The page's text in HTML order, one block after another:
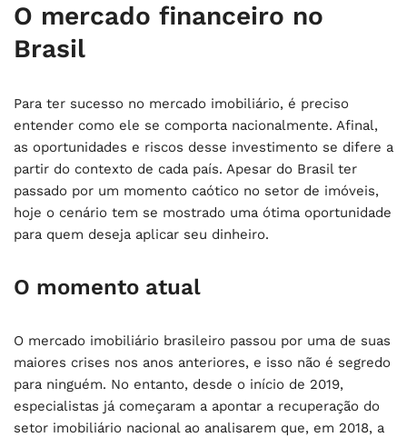
O mercado financeiro no
Brasil
Para ter sucesso no mercado imobiliário, é preciso
entender como ele se comporta nacionalmente. Afinal,
as oportunidades e riscos desse investimento se difere a
partir do contexto de cada país. Apesar do Brasil ter
passado por um momento caótico no setor de imóveis,
hoje o cenário tem se mostrado uma ótima oportunidade
para quem deseja aplicar seu dinheiro.
O momento atual
O mercado imobiliário brasileiro passou por uma de suas
maiores crises nos anos anteriores, e isso não é segredo
para ninguém. No entanto, desde o início de 2019,
especialistas já começaram a apontar a recuperação do
setor imobiliário nacional ao analisarem que, em 2018, a